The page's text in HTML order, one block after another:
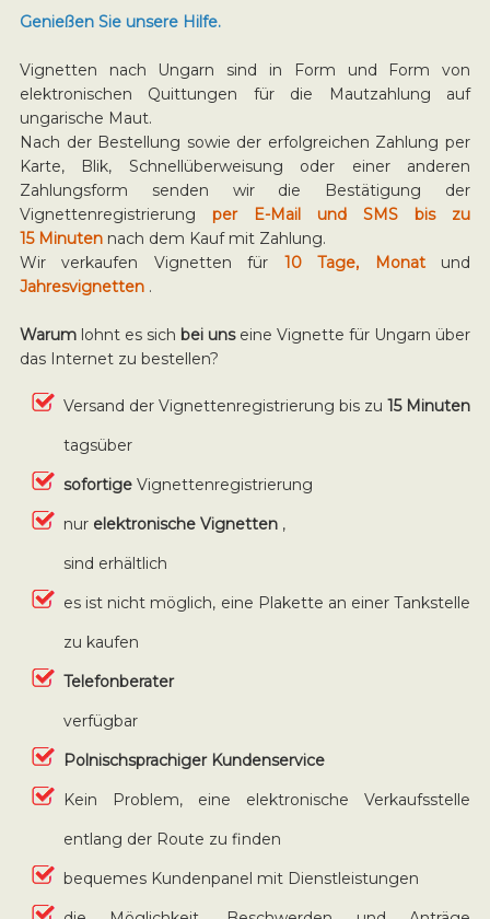
Genießen Sie unsere Hilfe.
Vignetten nach Ungarn sind in Form und Form von
elektronischen Quittungen für die Mautzahlung auf
ungarische Maut.
Nach der Bestellung sowie der erfolgreichen Zahlung per
Karte, Blik, Schnellüberweisung oder einer anderen
Zahlungsform senden wir die Bestätigung der
Vignettenregistrierung per E-Mail und SMS bis zu
15 Minuten nach dem Kauf mit Zahlung.
Wir verkaufen Vignetten für 10 Tage, Monat und
Jahresvignetten .
Warumlohnt es sich bei unseine Vignette für Ungarn über
das Internet zu bestellen?
Versand der Vignettenregistrierung bis zu15 Minuten
tagsüber
sofortige Vignettenregistrierung
nur elektronische Vignetten ,
sind erhältlich
es ist nicht möglich, eine Plakette an einer Tankstelle
zu kaufen
Telefonberater
verfügbar
Polnischsprachiger Kundenservice
Kein Problem, eine elektronische Verkaufsstelle
entlang der Route zu finden
bequemes Kundenpanel mit Dienstleistungen